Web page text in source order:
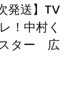
発送】TV
！中村く
ター 広